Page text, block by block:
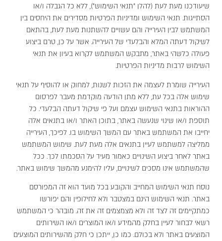
שיעודכנו מעת לעת (להלן "תנאי השימוש"), ללא כל הגבלה ו/או
הסתייגות. תנאי השימוש ומדיניות הפרטיות מסדירים את היחסים בין
המשתמש לבין העירייה והם עשויים להשתנות מעת לעת, בהתאם
לשיקול דעתה המלא והבלעדי של העירייה. אשר על כן, טרם ביצוע
פעולה כלשהי באתר, מתבקש המשתמש לקרוא בעיון את תנאי
השימוש לרבות מדיניות הפרטיות.
העירייה שומרת לעצמה את הזכות לשנות, למחוק או להוסיף על תנאי
שימוש אלה בכל עת, ללא מתן הודעה מוקדמת מעבר לפרסום
ההוראות בתנאי השימוש עצמם ועל פי שיקול דעתה הבלעדי. כל
תוספת ו/או שינוי שנעשה באתר, בתוכן האתר ו/או בתנאים אלה
יחייבו את המשתמש באתר עם המשך השימוש בו. לפיכך, העירייה
ממליצה למשתמש לעיין בתנאים אלה מעת לעת. שימוש המשתמש
באתר לאחר ביצוע השינויים כאמור מעיד על הסכמתו לכך. ככל
שהמשתמש אינו מסכים לשינויים, עליו להימנע מהמשך שימוש באתר.
נוסח תנאי השימוש המחייב והקובע בכל מועד הוא זה המפורסם
באתר. תנאי השימוש הינם במצטבר ולא לחילופין והם יפורשו
כמתקיימים זה לצד זה ולא מצמצמים זה את זה. מובהר כי המשתמש
רשאי לבחור לעיין בחלק מהמידע ו/או המוצרים ו/או השירותים
המוצעים באתר ולא בכולם. כמו כן, ייתכן כי חלק מהשירותים המוצעים